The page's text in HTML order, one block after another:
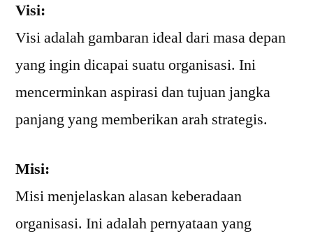
Visi:
Visi adalah gambaran ideal dari masa depan
yang ingin dicapai suatu organisasi. Ini
mencerminkan aspirasi dan tujuan jangka
panjang yang memberikan arah strategis.
Misi:
Misi menjelaskan alasan keberadaan
organisasi. Ini adalah pernyataan yang